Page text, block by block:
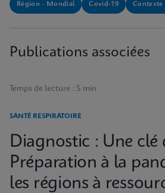
Région - Mondial Covid-19
Publications associées
Temps de lecture : 5 min
SANTÉ RESPIRATOIRE
Diagnostic : Une clé
Préparation à la
les régions à